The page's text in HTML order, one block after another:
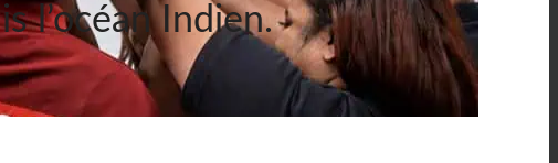
l’océan Indien.